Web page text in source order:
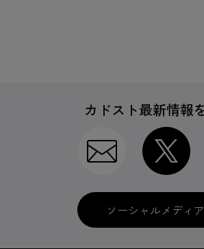
カドスト最新情報
ソーシャルメディ